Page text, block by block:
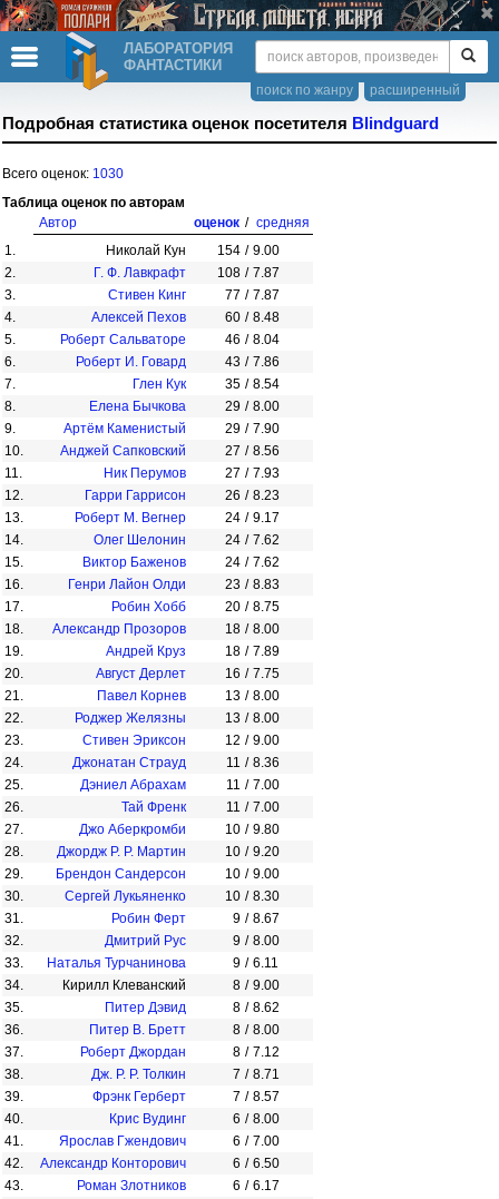
ЛАБОРАТОРИЯ
ФАНТАСТИКИ
расширенный
поиск по жанру
Подробная статистика оценок посетителя Blindguard
Всего оценок: 1030
Таблица оценок по авторам
Автор
оценок / средняя
1.
Николай Кун 154 / 9.00
2.
Г. Ф. Лавкрафт 108 / 7.87
3.
Стивен Кинг 77 / 7.87
4.
Алексей Пехов 60 / 8.48
5.
Роберт Сальваторе 46 / 8.04
6.
Роберт И. Говард 43 / 7.86
7.
Глен Кук 35 / 8.54
8.
Елена Бычкова 29 / 8.00
9.
Артём Каменистый 29 / 7.90
10.
Анджей Сапковский 27 / 8.56
11.
Ник Перумов 27 / 7.93
12.
Гарри Гаррисон 26 / 8.23
13.
Роберт М. Вегнер 24 / 9.17
14.
Олег Шелонин 24 / 7.62
15.
Виктор Баженов 24 / 7.62
16.
Генри Лайон Олди 23 / 8.83
17.
Робин Хобб 20 / 8.75
18.
Александр Прозоров 18 / 8.00
19.
Андрей Круз 18 / 7.89
20.
Август Дерлет 16 / 7.75
21.
Павел Корнев 13 / 8.00
22.
Роджер Желязны 13 / 8.00
23.
Стивен Эриксон 12 / 9.00
24.
Джонатан Страуд 11 / 8.36
25.
Дэниел Абрахам 11 / 7.00
26.
Тай Френк 11 / 7.00
27.
Джо Аберкромби 10 / 9.80
28.
Джордж Р. Р. Мартин 10 / 9.20
29.
Брендон Сандерсон 10 / 9.00
30.
Сергей Лукьяненко 10 / 8.30
31.
Робин Ферт 9 / 8.67
32.
Дмитрий Рус 9 / 8.00
33.
Наталья Турчанинова 9 / 6.11
34.
Кирилл Клеванский 8 / 9.00
35.
Питер Дэвид 8 / 8.62
36.
Питер В. Бретт 8 / 8.00
37.
Роберт Джордан 8 / 7.12
38.
Дж. Р. Р. Толкин 7 / 8.71
39.
Фрэнк Герберт 7 / 8.57
40.
Крис Вудинг 6 / 8.00
41.
Ярослав Гжендович 6 / 7.00
42.
Александр Конторович 6 / 6.50
43.
Роман Злотников 6 / 6.17